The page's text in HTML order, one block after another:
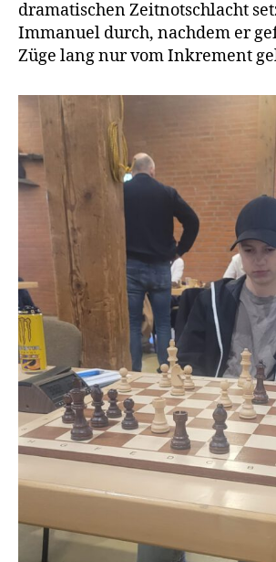
dramatischen Zeitnotschlacht
Immanuel durch, nachdem er
Züge lang nur vom Inkrement